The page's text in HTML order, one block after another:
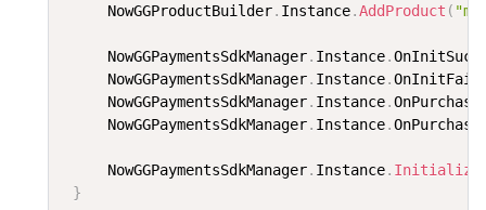
     NowGGProductBuilder
. Instance.AddProduct (
     NowGGPaymentsSdkManager
. Instance.
     NowGGPaymentsSdkManager
. Instance.
     NowGGPaymentsSdkManager
. Instance.
     NowGGPaymentsSdkManager
. Instance.
     NowGGPaymentsSdkManager
. Instance.
}